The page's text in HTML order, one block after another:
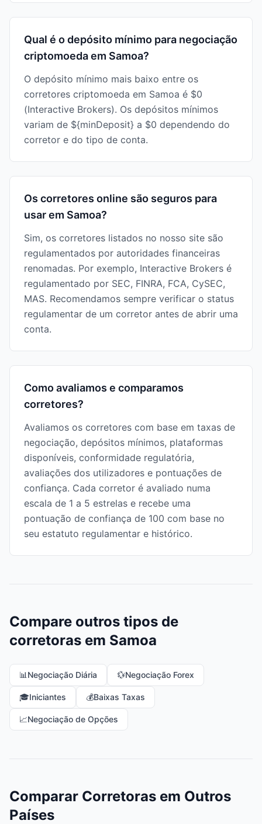
Qual é o depósito mínimo para negociação
criptomoeda em Samoa?
O depósito mínimo mais baixo entre os
corretores criptomoeda em Samoa é $0
(Interactive Brokers). Os depósitos mínimos
variam de ${minDeposit} a $0 dependendo do
corretor e do tipo de conta.
Os corretores online são seguros para
usar em Samoa?
Sim, os corretores listados no nosso site são
regulamentados por autoridades financeiras
renomadas. Por exemplo, Interactive Brokers é
regulamentado por SEC, FINRA, FCA, CySEC,
MAS. Recomendamos sempre verificar o status
regulamentar de um corretor antes de abrir uma
conta.
Como avaliamos e comparamos
corretores?
Avaliamos os corretores com base em taxas de
negociação, depósitos mínimos, plataformas
disponíveis, conformidade regulatória,
avaliações dos utilizadores e pontuações de
confiança. Cada corretor é avaliado numa
escala de 1 a 5 estrelas e recebe uma
pontuação de confiança de 100 com base no
seu estatuto regulamentar e histórico.
Compare outros tipos de
corretoras em Samoa
📊 Negociação Diária 💱Negociação Forex
🎓Iniciantes 💰Baixas Taxas
📈Negociação de Opções
Comparar Corretoras em Outros
Países